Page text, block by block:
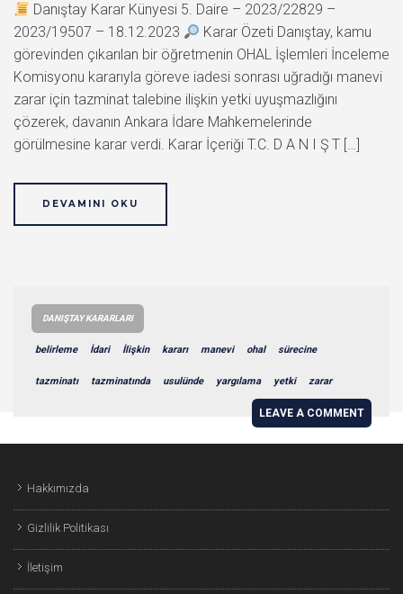
Danıştay Karar Künyesi 5. Daire – 2023/22829 –
2023/19507 – 18.12.2023
Karar Özeti Danıştay, kamu
görevinden çıkarılan bir öğretmenin OHAL İşlemleri İnceleme
Komisyonu kararıyla göreve iadesi sonrası uğradığı manevi
zarar için tazminat talebine ilişkin yetki uyuşmazlığını
çözerek, davanın Ankara İdare Mahkemelerinde
görülmesine karar verdi. Karar İçeriği T.C. D A N I Ş T […]
DEVAMINI OKU
DANIŞTAY KARARLARI
belirleme İdari İlişkin kararı manevi ohal sürecine
tazminatı tazminatında usulünde yargılama yetki zarar
LEAVE A COMMENT
Hakkımızda
Gizlilik Politikası
İletişim